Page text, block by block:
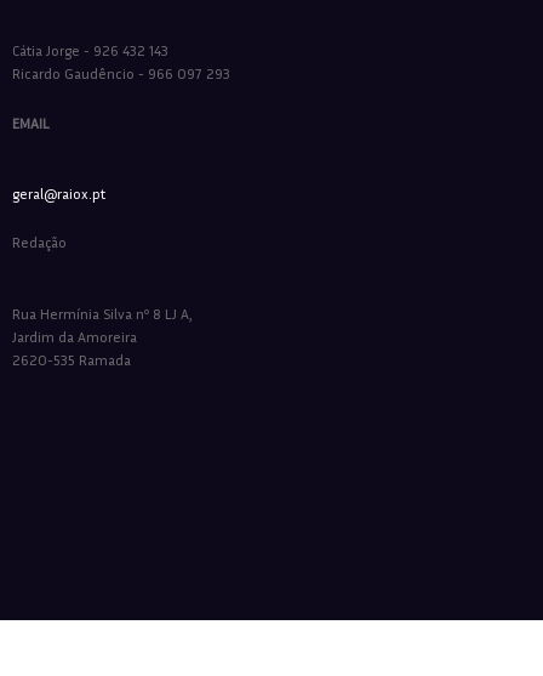
Cátia Jorge - 926 432 143
Ricardo Gaudêncio - 966 097 293
EMAIL
geral@raiox.pt
Redação
Rua Hermínia Silva nº 8 LJ A,
Jardim da Amoreira
2620-535 Ramada